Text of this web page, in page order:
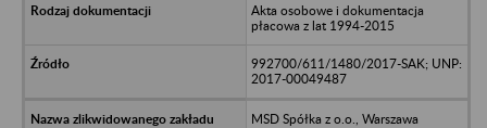
Akta osobowe i dokumentacja
płacowa z lat 1994-2015
992700/611/1480/2017-SAK; UNP:
2017-00049487
MSD Spółka z o.o., Warszawa